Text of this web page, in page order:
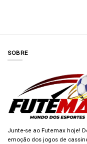
SOBRE
Junte-se ao Futemax hoje!
emoção dos jogos de